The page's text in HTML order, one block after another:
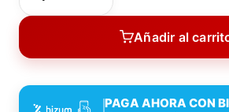
Cilindro
Seguridad
13,2
30X40
Añadir al
PAGA AHORA CON